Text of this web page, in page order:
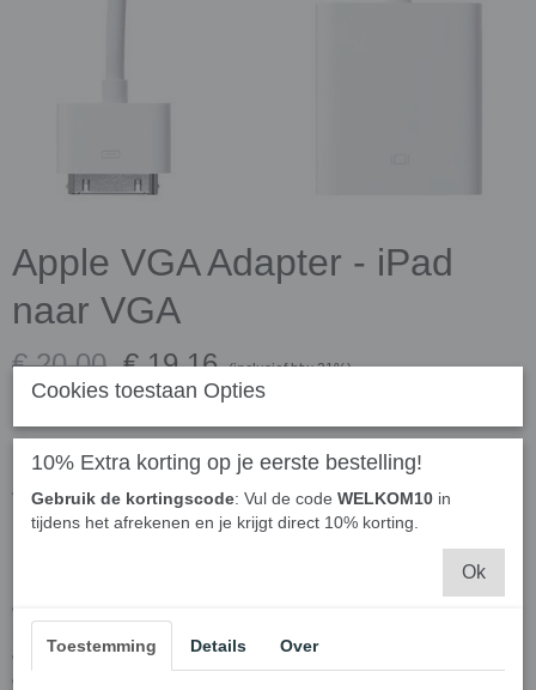
Apple VGA Adapter - iPad
naar VGA
€ 20,00 € 19,16 (inclusief btw 21%)
Apple VGA Adapter - iPad
naar VGA
ondersteuning op uw iPad, iPad 2, iPhone 4/4S of iPod touch 4G of
een televisie, scherm of projector, zodat uw keynote-presentaties of
diavoorstellingen van uw foto's en video's in groot formaat kunt
Cookies toestaan Opties
10% Extra korting op je eerste bestelling!
Gebruik de kortingscode: Vul de code WELKOM10 in
tijdens het afrekenen en je krijgt direct 10% korting.
Ok
Toestemming Details Over